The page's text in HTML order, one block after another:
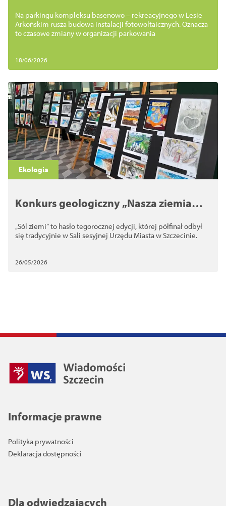
Na parkingu kompleksu basenowo – rekreacyjnego w Lesie
Arkońskim rusza budowa instalacji fotowoltaicznych. Oznacza
to czasowe zmiany w organizacji parkowania
18/06/2026
Ekologia
Konkurs geologiczny „Nasza ziemia
„Sól ziemi” to hasło tegorocznej edycji, której półfinał odbył
się tradycyjnie w Sali sesyjnej Urzędu Miasta w Szczecinie.
26/05/2026
Informacje prawne
Polityka prywatności
Deklaracja dostępności
Dla odwiedzających